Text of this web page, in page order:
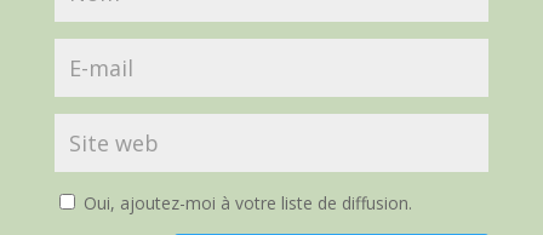
Oui, ajoutez-moi à votre liste de diffusion.